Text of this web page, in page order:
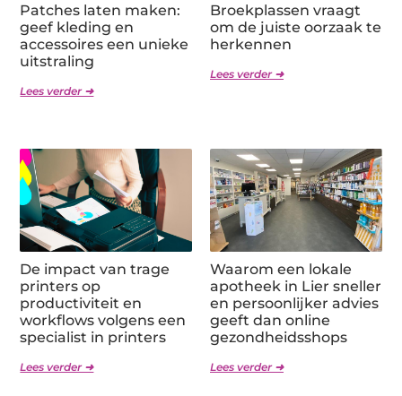
Patches laten maken:
geef kleding en
accessoires een unieke
uitstraling
Lees verder ➜
Broekplassen vraagt
om de juiste oorzaak te
herkennen
Lees verder ➜
De impact van trage
printers op
productiviteit en
workflows volgens een
specialist in printers
Lees verder ➜
Waarom een lokale
apotheek in Lier sneller
en persoonlijker advies
geeft dan online
gezondheidsshops
Lees verder ➜